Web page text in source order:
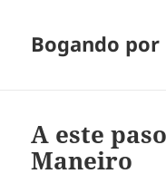
Bogando por
A este
Maneiro